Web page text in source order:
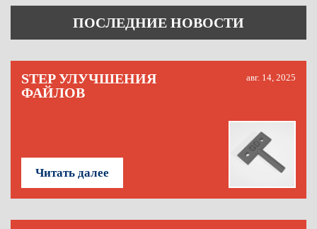
ПОСЛЕДНИЕ НОВОСТИ
STEP УЛУЧШЕНИЯ
ФАЙЛОВ
авг. 14, 2025
Читать далее